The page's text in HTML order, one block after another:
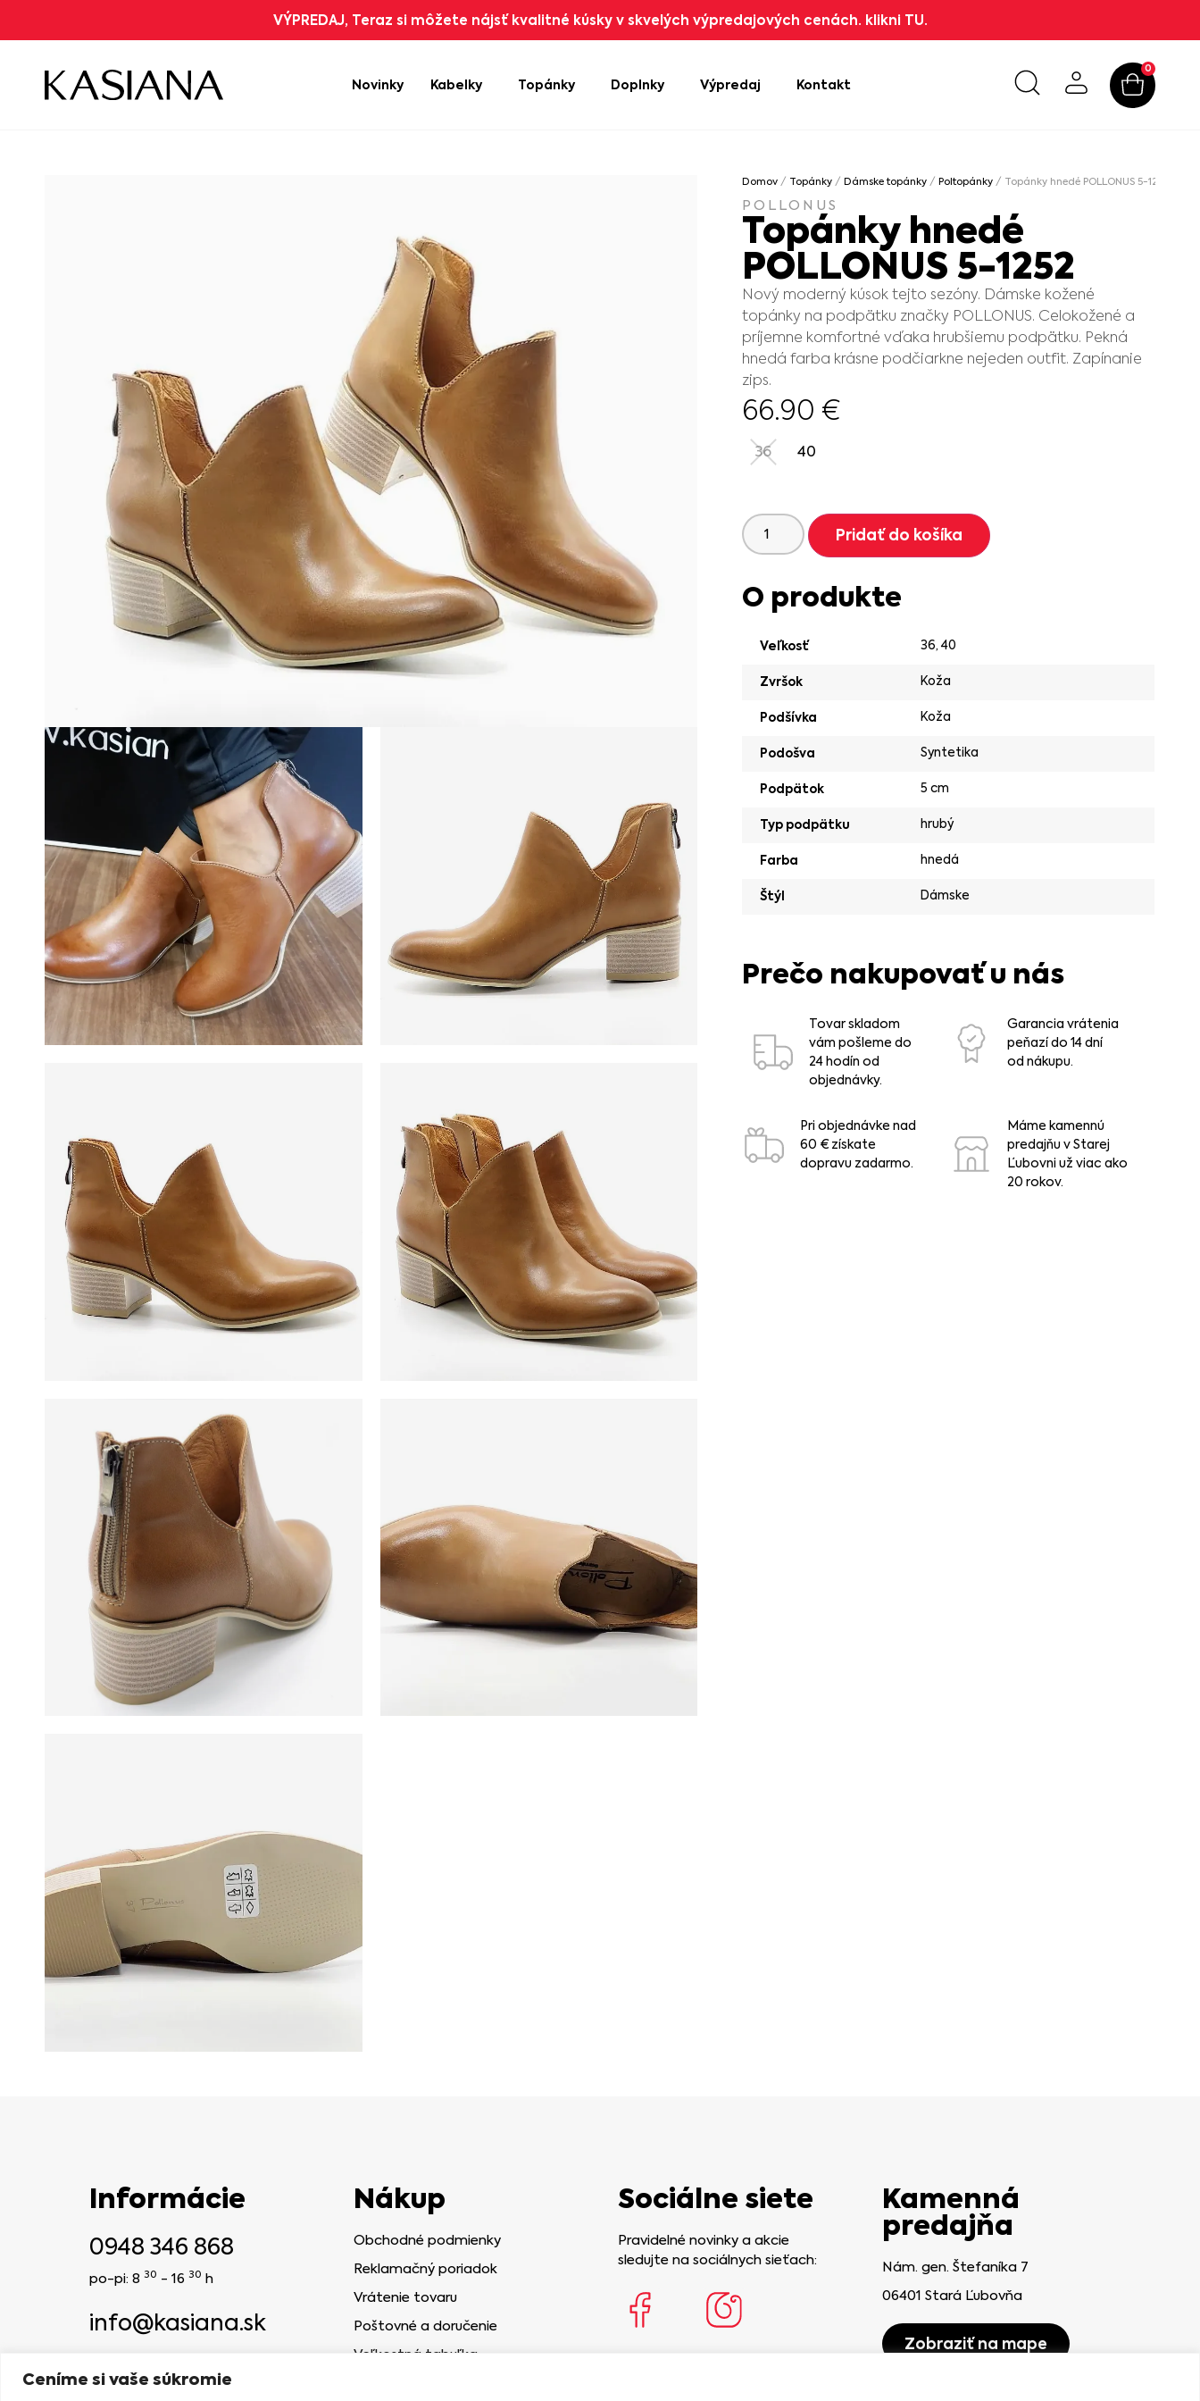
Ceníme si vaše súkromie
VÝPREDAJ, Teraz si môžete nájsť kvalitné kúsky v skvelých výpredajových cenách. klikni TU.
Novinky Kabelky Topánky Doplnky Výpredaj Kontakt
0
Domov / Topánky /Dámske topánky /Poltopánky / Topánky hnedé POLLONUS 5-1252
POLLONUS
Topánky hnedé
POLLONUS 5-1252
Nový moderný kúsok tejto sezóny. Dámske kožené
topánky na podpätku značky POLLONUS. Celokožené a
príjemne komfortné vďaka hrubšiemu podpätku. Pekná
hnedá farba krásne podčiarkne nejeden outfit. Zapínanie
zips.
66.90€
36 40
Pridať do košíka
O produkte
Veľkosť 36,40
Zvršok Koža
Podšívka Koža
Podošva Syntetika
Podpätok 5 cm
Typ podpätku hrubý
Farba hnedá
Štýl Dámske
Prečo nakupovať u nás
Tovar skladom
vám pošleme do
24 hodín od
objednávky.
Garancia vrátenia
peňazí do 14 dní
od nákupu.
Pri objednávke nad
60 € získate
dopravu zadarmo.
Máme kamennú
predajňu v Starej
Ľubovni už viac ako
20 rokov.
Informácie
0948 346 868
po-pi: 8 30 - 16 30 h
info@kasiana.sk
NAVRHLA AGENTÚRA MELONBERRIES
Nákup
Obchodné podmienky
Reklamačný poriadok
Vrátenie tovaru
Poštovné a doručenie
Veľkostná tabuľka
Sociálne siete
Pravidelné novinky a akcie
sledujte na sociálnych sieťach:
Kamenná
predajňa
Nám. gen. Štefaníka 7
06401 Stará Ľubovňa
Zobraziť na mape